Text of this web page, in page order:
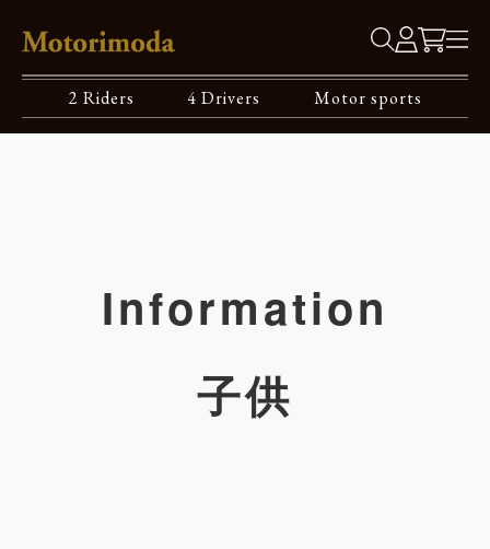
2 Riders 4 Drivers Motor sports
Information
子供